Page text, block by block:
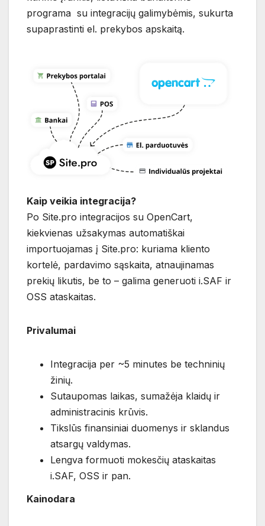
programa su integracijų galimybėmis, sukurta
supaprastinti el. prekybos apskaitą.
Kaip veikia integracija?
Po Site.pro integracijos su OpenCart,
kiekvienas užsakymas automatiškai
importuojamas į Site.pro: kuriama kliento
kortelė, pardavimo sąskaita, atnaujinamas
prekių likutis, be to – galima generuoti i.SAF ir
OSS ataskaitas.
Privalumai
Integracija per ~5 minutes be techninių
žinių.
Sutaupomas laikas, sumažėja klaidų ir
administracinis krūvis.
Tikslūs finansiniai duomenys ir sklandus
atsargų valdymas.
Lengva formuoti mokesčių ataskaitas
i.SAF, OSS ir pan.
Kainodara